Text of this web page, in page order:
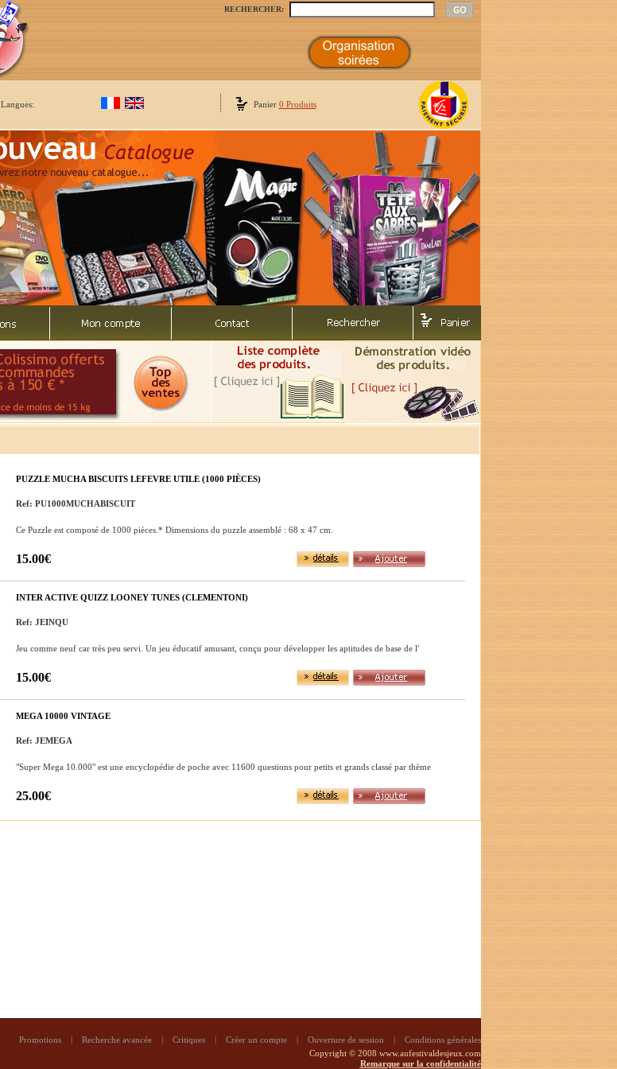
RECHERCHER:
Langues: Panier 0 Produits
PUZZLE MUCHA BISCUITS LEFEVRE UTILE (1000 PIÈCES)
Ref: PU1000MUCHABISCUIT
Ce Puzzle est composé de 1000 pièces.* Dimensions du puzzle assemblé : 68 x 47 cm.
15.00€
INTER ACTIVE QUIZZ LOONEY TUNES (CLEMENTONI)
Ref: JEINQU
Jeu comme neuf car très peu servi. Un jeu éducatif amusant, conçu pour développer les aptitudes de base de l'
15.00€
MEGA 10000 VINTAGE
Ref: JEMEGA
"Super Mega 10.000" est une encyclopédie de poche avec 11600 questions pour petits et grands classé par thème
25.00€
Promotions | Recherche avancée | Critiques | Créer un compte | Ouverture de session |
Conditions générales
Copyright © 2008 www.aufestivaldesjeux.com
Remarque sur la confidentialité